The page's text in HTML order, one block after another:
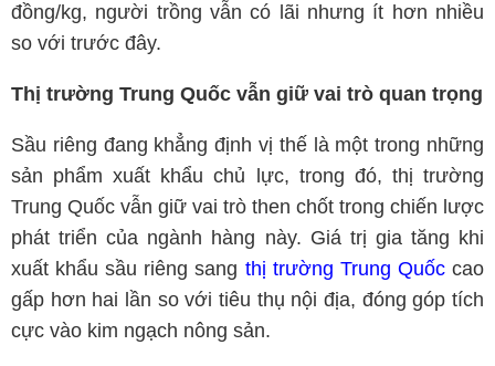
đồng/kg, người trồng vẫn có lãi nhưng ít hơn nhiều
so với trước đây.
Thị trường Trung Quốc vẫn giữ vai trò quan trọng
Sầu riêng đang khẳng định vị thế là một trong những
sản phẩm xuất khẩu chủ lực, trong đó, thị trường
Trung Quốc vẫn giữ vai trò then chốt trong chiến lược
phát triển của ngành hàng này. Giá trị gia tăng khi
xuất khẩu sầu riêng sang thị trường Trung Quốccao
gấp hơn hai lần so với tiêu thụ nội địa, đóng góp tích
cực vào kim ngạch nông sản.